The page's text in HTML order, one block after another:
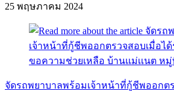
25 พฤษภาคม 2024
จัดรถพยาบาลพร้อมเจ้าหน้าที่กู้ชีพออกตร